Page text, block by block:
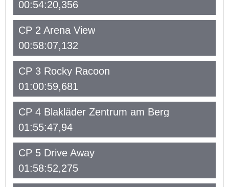
00:54:20,356
CP 2 Arena View
00:58:07,132
CP 3 Rocky Racoon
01:00:59,681
CP 4 Blakläder Zentrum am Berg
01:55:47,94
CP 5 Drive Away
01:58:52,275